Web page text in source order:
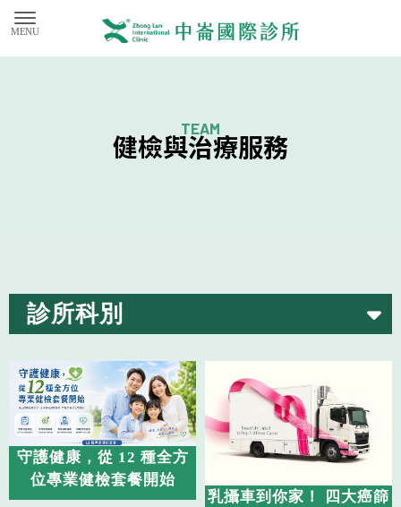
健檢與治療服務
診所科別
守護健康，從 12 種全方
位專業健檢套餐開始
乳攝車到你家！ 四大癌篩